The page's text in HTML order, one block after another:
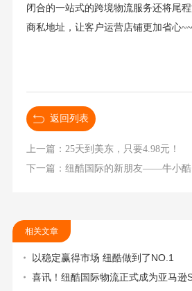
闭合的一站式的跨境物流服务还将尾
商私地址，让客户运营店铺更加省心
返回列表
上一篇：25天到美东，只要4.98元！
下一篇：纽酷国际的新朋友——牛小酷
相关文章
以稳定赢得市场 纽酷做到了NO.1
喜讯！纽酷国际物流正式成为亚马逊